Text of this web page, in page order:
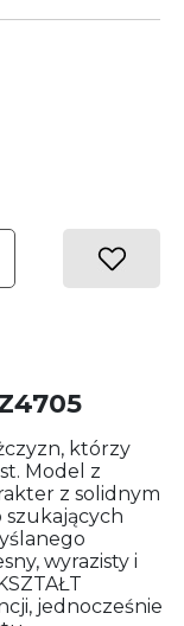
którzy
Model z
z solidnym
szukających
wyrazisty i
jednocześnie